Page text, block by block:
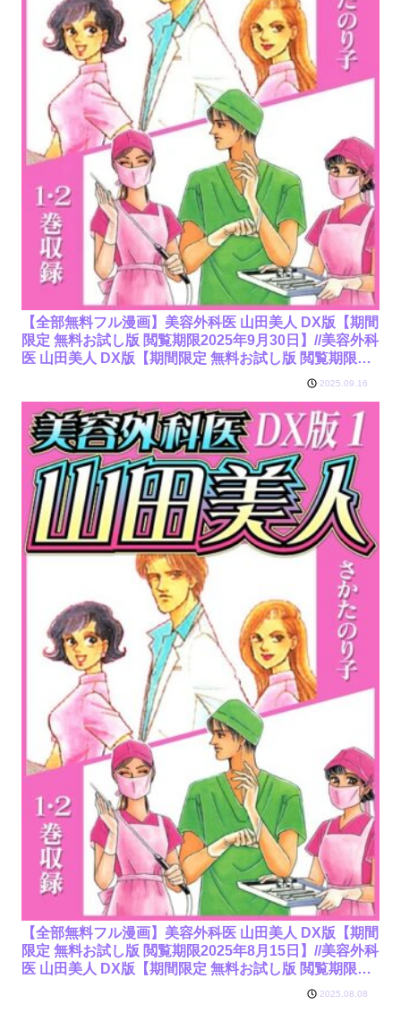
【全部無料フル漫画】美容外科医 山田美人 DX版【期間
限定 無料お試し版 閲覧期限2025年9月30日】//美容外科
医 山田美人 DX版【期間限定 無料お試し版 閲覧期限
2025年9月30日】/さかたのり子/b485argl075312025.09.16
【全部無料フル漫画】美容外科医 山田美人 DX版【期間
限定 無料お試し版 閲覧期限2025年8月15日】//美容外科
医 山田美人 DX版【期間限定 無料お試し版 閲覧期限
2025年8月15日】/さかたのり子/b485argl070652025.08.08